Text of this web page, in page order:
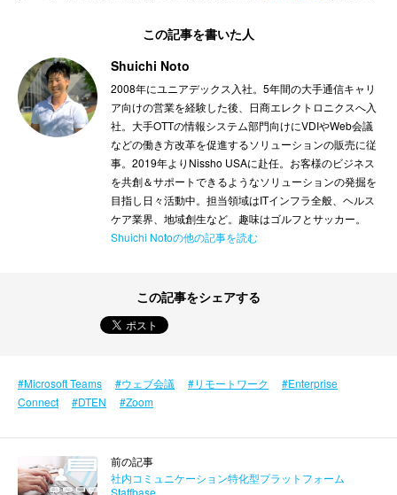
この記事を書いた人
Shuichi Noto
2008年にユニアデックス入社。5年間の大手通信キャリ
ア向けの営業を経験した後、日商エレクトロニクスへ入
社。大手OTTの情報システム部門向けにVDIやWeb会議
などの働き方改革を促進するソリューションの販売に従
事。2019年よりNissho USAに赴任。お客様のビジネス
を共創＆サポートできるようなソリューションの発掘を
目指し日々活動中。担当領域はITインフラ全般、ヘルス
ケア業界、地域創生など。趣味はゴルフとサッカー。
Shuichi Notoの他の記事を読む
この記事をシェアする
Microsoft Teams ウェブ会議 リモートワーク
Enterprise
Connect
DTEN Zoom
前の記事
社内コミュニケーション特化型プラットフォーム
Staffbase